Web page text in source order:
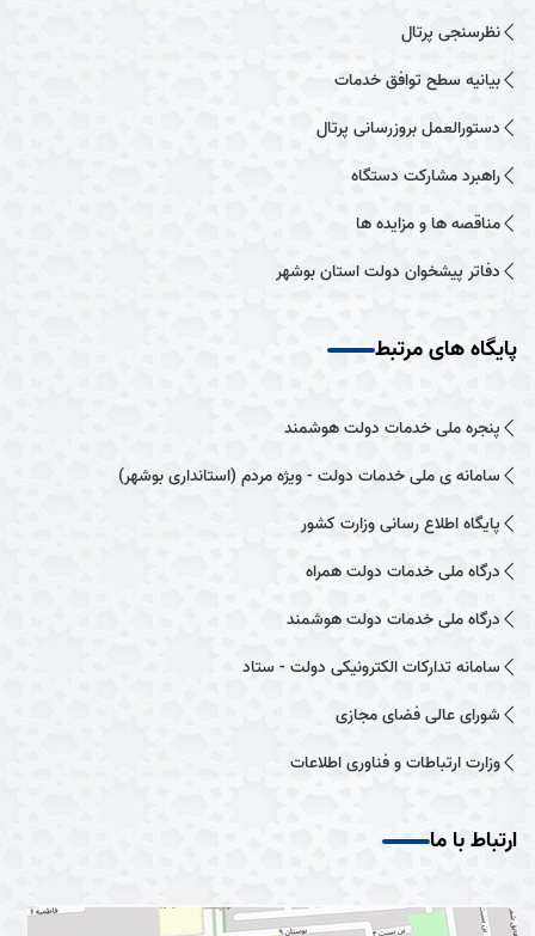
نظرسنجی پرتال
بیانیه سطح توافق خدمات
دستورالعمل بروزرسانی پرتال
راهبرد مشارکت دستگاه
مناقصه ها و مزایده ها
دفاتر پیشخوان دولت استان بوشهر
پایگاه های مرتبط
پنجره ملی خدمات دولت هوشمند
سامانه ی ملی خدمات دولت - ویژه مردم (استانداری بوشهر)
پایگاه اطلاع رسانی وزارت کشور
درگاه ملی خدمات دولت همراه
درگاه ملی خدمات دولت هوشمند
سامانه تدارکات الکترونیکی دولت - ستاد
شورای عالی فضای مجازی
وزارت ارتباطات و فناوری اطلاعات
ارتباط با ما